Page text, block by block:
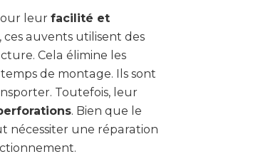
leur facilité et
ces auvents utilisent des
Cela élimine les
de montage. Ils sont
Toutefois, leur
. Bien que le
nécessiter une réparation